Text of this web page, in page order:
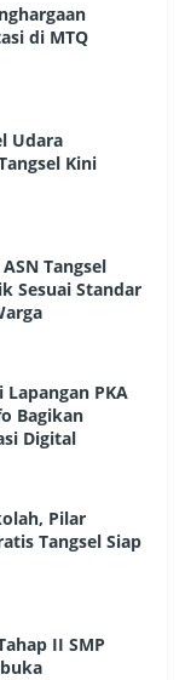
di MTQ
Udara
Kini
Tangsel
Sesuai Standar
Lapangan PKA
Bagikan
Digital
Pilar
Tangsel Siap
II SMP